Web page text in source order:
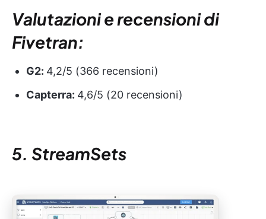
Valutazioni e recensioni di
Fivetran:
G2: 4,2/5 (366 recensioni)
Capterra: 4,6/5 (20 recensioni)
5. StreamSets